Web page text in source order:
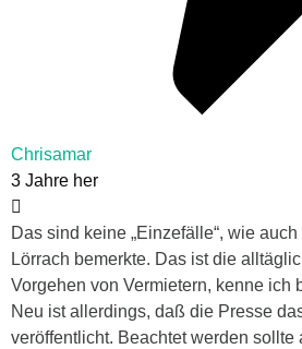
Chrisamar
3 Jahre her
Das sind keine „Einzefälle“, wie
Lörrach bemerkte. Das ist die
Vorgehen von Vermietern, kenne ich
Neu ist allerdings, daß die Presse
veröffentlicht. Beachtet werden